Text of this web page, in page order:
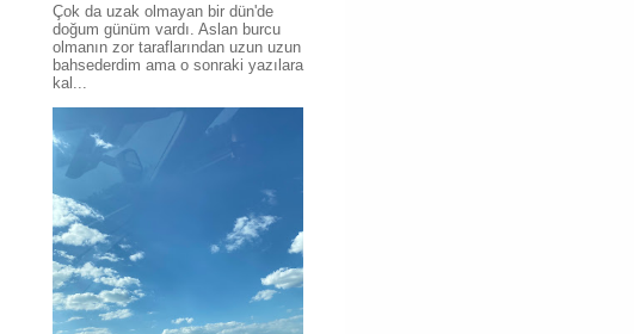
Çok da uzak olmayan bir dün'de
doğum günüm vardı. Aslan burcu
olmanın zor taraflarından uzun uzun
bahsederdim ama o sonraki yazılara
kal...